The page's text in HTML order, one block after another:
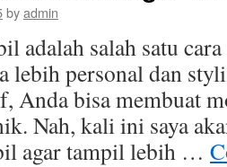
byadmin
adalah salah satu
lebih personal dan
Anda bisa membuat
Nah, kali ini saya
agar tampil lebih …